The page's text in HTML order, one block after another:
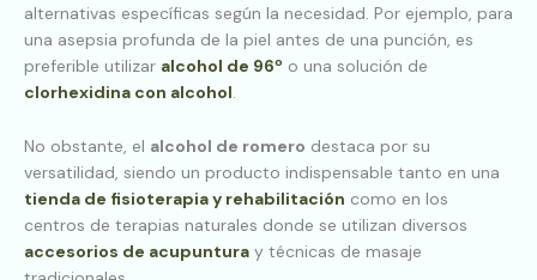
alternativas específicas según la necesidad. Por ejemplo, para
una asepsia profunda de la piel antes de una punción, es
preferible utilizar alcohol de 96º o una solución de
clorhexidina con alcohol.
No obstante, el alcohol de romero destaca por su
versatilidad, siendo un producto indispensable tanto en una
tienda de fisioterapia y rehabilitación como en los
centros de terapias naturales donde se utilizan diversos
accesorios de acupuntura y técnicas de masaje